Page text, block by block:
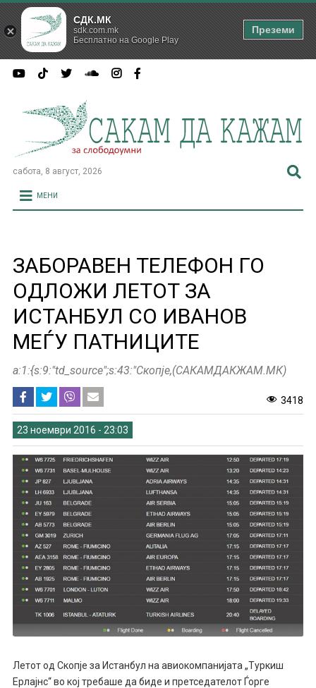
сабота, 8 август, 2026
МЕНИ
ЗАБОРАВЕН ТЕЛЕФОН ГО
ОДЛОЖИ ЛЕТОТ ЗА
ИСТАНБУЛ СО ИВАНОВ
МЕЃУ ПАТНИЦИТЕ
a:1:{s:9:"td_source";s:43:"Скопје,(САКАМДАКЖАМ.МК)
3418
23 ноември 2016 - 23:03
Летот од Скопје за Истанбул на авиокомпанијата „Туркиш
Ерлајнс“ во кој требаше да биде и претседателот Ѓорге
СДК.МК
sdk.com.mk
Бесплатно на Google Play
Преземи